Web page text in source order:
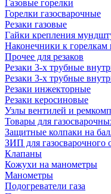
Газовые горелки
Горелки газосварочные
Резаки газовые
Гайки крепления
Наконечники к горелкам
Прочее для резаков
Резаки 3-х трубные
Резаки 3-х трубные
Резаки инжекторные
Резаки керосиновые
Узлы вентилей и
Товары для
Защитные колпаки на
ЗИП для газосварочного
Клапаны
Кожухи на манометры
Манометры
Подогреватели газа